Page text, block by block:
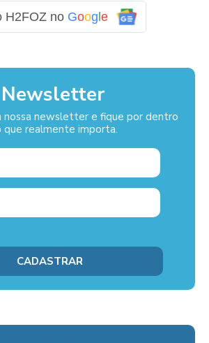
H2FOZ no Google
Newsletter
nossa newsletter e fique por dentro
que realmente importa.